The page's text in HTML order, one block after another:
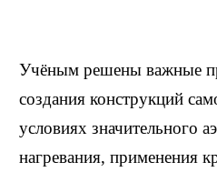
Учёным решены важные
создания конструкций
условиях значительного
нагревания, применения